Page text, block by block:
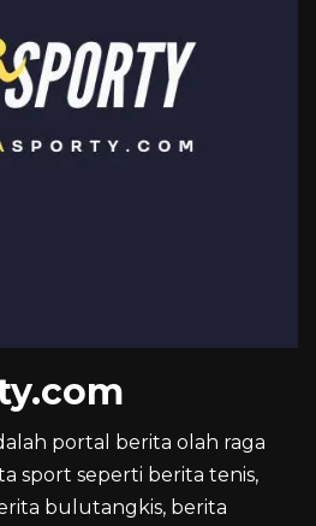
portal berita olah raga
sport seperti berita tenis,
bulutangkis, berita